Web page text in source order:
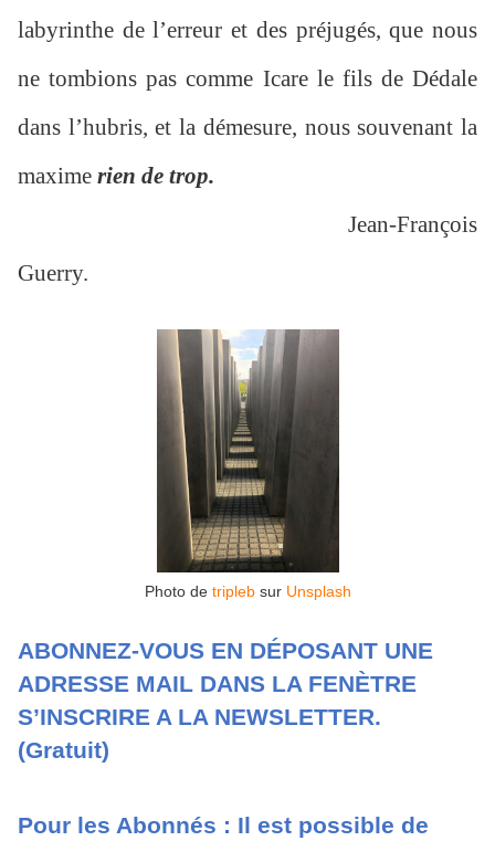
labyrinthe de l’erreur et des préjugés, que nous
ne tombions pas comme Icare le fils de Dédale
dans l’hubris, et la démesure, nous souvenant la
maxime rien de trop.
Jean-François
Guerry.
Photo de triplebsur Unsplash
ABONNEZ-VOUS EN DÉPOSANT UNE
ADRESSE MAIL DANS LA FENÈTRE
S’INSCRIRE A LA NEWSLETTER.
(Gratuit)
Pour les Abonnés : Il est possible de